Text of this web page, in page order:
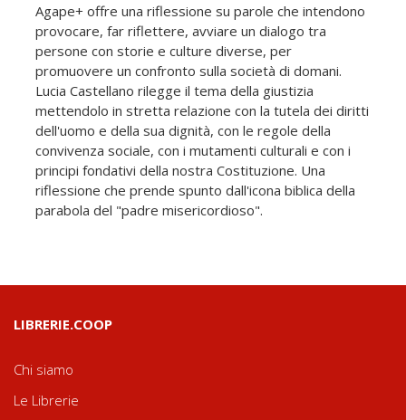
Agape+ offre una riflessione su parole che intendono
provocare, far riflettere, avviare un dialogo tra
persone con storie e culture diverse, per
promuovere un confronto sulla società di domani.
Lucia Castellano rilegge il tema della giustizia
mettendolo in stretta relazione con la tutela dei diritti
dell'uomo e della sua dignità, con le regole della
convivenza sociale, con i mutamenti culturali e con i
principi fondativi della nostra Costituzione. Una
riflessione che prende spunto dall'icona biblica della
parabola del "padre misericordioso".
LIBRERIE.COOP
Chi siamo
Le Librerie